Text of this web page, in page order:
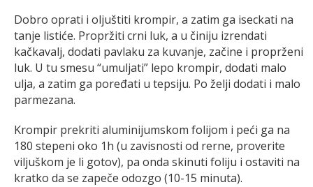
Dobro oprati i oljuštiti krompir, a zatim ga iseckati na
tanje listiće. Propržiti crni luk, a u činiju izrendati
kačkavalj, dodati pavlaku za kuvanje, začine i proprženi
luk. U tu smesu “umuljati” lepo krompir, dodati malo
ulja, a zatim ga poređati u tepsiju. Po želji dodati i malo
parmezana.
Krompir prekriti aluminijumskom folijom i peći ga na
180 stepeni oko 1h (u zavisnosti od rerne, proverite
viljuškom je li gotov), pa onda skinuti foliju i ostaviti na
kratko da se zapeče odozgo (10-15 minuta).